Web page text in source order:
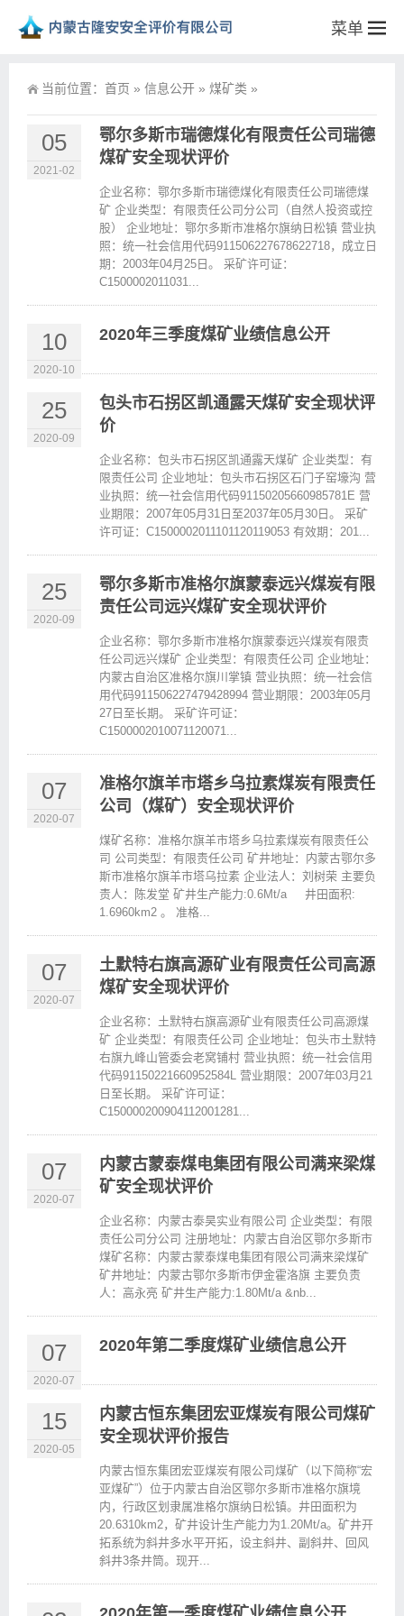
菜单
当前位置： 首页 » 信息公开 » 煤矿类 »
05
2021-02
鄂尔多斯市瑞德煤化有限责任公司瑞德
煤矿安全现状评价
企业名称：鄂尔多斯市瑞德煤化有限责任公司瑞德煤
矿 企业类型：有限责任公司分公司（自然人投资或控
股） 企业地址：鄂尔多斯市准格尔旗纳日松镇 营业执
照：统一社会信用代码911506227678622718，成立日
期：2003年04月25日。 采矿许可证：
C1500002011031...
10
2020-10
2020年三季度煤矿业绩信息公开
25
2020-09
包头市石拐区凯通露天煤矿安全现状评
价
企业名称：包头市石拐区凯通露天煤矿 企业类型：有
限责任公司 企业地址：包头市石拐区石门子窑壕沟 营
业执照：统一社会信用代码91150205660985781E 营
业期限：2007年05月31日至2037年05月30日。 采矿
许可证：C1500002011101120119053 有效期：201...
25
2020-09
鄂尔多斯市准格尔旗蒙泰远兴煤炭有限
责任公司远兴煤矿安全现状评价
企业名称：鄂尔多斯市准格尔旗蒙泰远兴煤炭有限责
任公司远兴煤矿 企业类型：有限责任公司 企业地址：
内蒙古自治区准格尔旗川掌镇 营业执照：统一社会信
用代码911506227479428994 营业期限：2003年05月
27日至长期。 采矿许可证：
C1500002010071120071...
07
2020-07
准格尔旗羊市塔乡乌拉素煤炭有限责任
公司（煤矿）安全现状评价
煤矿名称：准格尔旗羊市塔乡乌拉素煤炭有限责任公
司 公司类型：有限责任公司 矿井地址：内蒙古鄂尔多
斯市准格尔旗羊市塔乌拉素 企业法人：刘树荣 主要负
责人：陈发堂 矿井生产能力:0.6Mt/a 井田面积:
1.6960km2 。 准格...
07
2020-07
土默特右旗高源矿业有限责任公司高源
煤矿安全现状评价
企业名称：土默特右旗高源矿业有限责任公司高源煤
矿 企业类型：有限责任公司 企业地址：包头市土默特
右旗九峰山管委会老窝铺村 营业执照：统一社会信用
代码91150221660952584L 营业期限：2007年03月21
日至长期。 采矿许可证：
C150000200904112001281...
07
2020-07
内蒙古蒙泰煤电集团有限公司满来梁煤
矿安全现状评价
企业名称：内蒙古泰昊实业有限公司 企业类型：有限
责任公司分公司 注册地址：内蒙古自治区鄂尔多斯市
煤矿名称：内蒙古蒙泰煤电集团有限公司满来梁煤矿
矿井地址：内蒙古鄂尔多斯市伊金霍洛旗 主要负责
人：高永亮 矿井生产能力:1.80Mt/a &nb...
07
2020-07
2020年第二季度煤矿业绩信息公开
15
2020-05
内蒙古恒东集团宏亚煤炭有限公司煤矿
安全现状评价报告
内蒙古恒东集团宏亚煤炭有限公司煤矿（以下简称“宏
亚煤矿”）位于内蒙古自治区鄂尔多斯市准格尔旗境
内，行政区划隶属准格尔旗纳日松镇。井田面积为
20.6310km2，矿井设计生产能力为1.20Mt/a。矿井开
拓系统为斜井多水平开拓，设主斜井、副斜井、回风
斜井3条井筒。现开...